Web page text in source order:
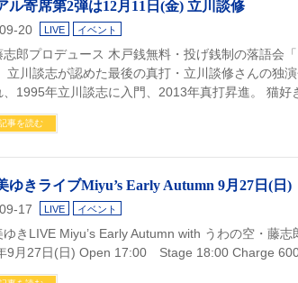
ル寄席第2弾は12月11日(金) 立川談修
20 LIVE イベント
志郎プロデュース 木戸銭無料・投げ銭制の落語会
立川談志が認めた最後の真打・立川談修さんの独
、1995年立川談志に入門、2013年真打昇進。 猫好
事を読む
ゆきライブMiyu’s Early Autumn 9月27日(日)
17 LIVE イベント
ゆきLIVE Miyu’s Early Autumn with うわの空・藤志
9月27日(日) Open 17:00 Stage 18:00 Charge